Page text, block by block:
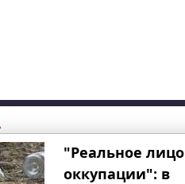
"Реальное лицо
оккупации": в